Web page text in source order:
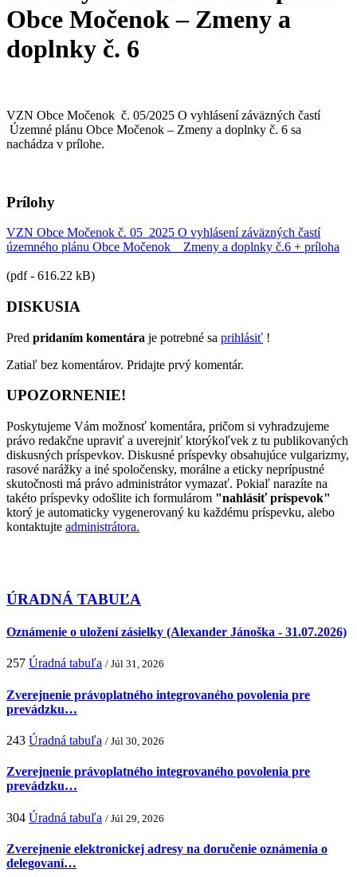
Obce Močenok – Zmeny a
doplnky č. 6
VZN Obce Močenok č. 05/2025 O vyhlásení záväzných častí
Územné plánu Obce Močenok – Zmeny a doplnky č. 6 sa
nachádza v prílohe.
Prílohy
VZN Obce Močenok č. 05_2025 O vyhlásení záväzných častí
územného plánu Obce Močenok _ Zmeny a doplnky č.6 + príloha
(pdf - 616.22 kB)
DISKUSIA
Pred pridaním komentára je potrebné sa prihlásiť !
Zatiaľ bez komentárov. Pridajte prvý komentár.
UPOZORNENIE!
Poskytujeme Vám možnosť komentára, pričom si vyhradzujeme
právo redakčne upraviť a uverejniť ktorýkoľvek z tu publikovaných
diskusných príspevkov. Diskusné príspevky obsahujúce vulgarizmy,
rasové narážky a iné spoločensky, morálne a eticky neprípustné
skutočnosti má právo administrátor vymazať. Pokiaľ narazíte na
takéto príspevky odošlite ich formulárom "nahlásiť príspevok"
ktorý je automaticky vygenerovaný ku každému príspevku, alebo
kontaktujte administrátora.
ÚRADNÁ TABUĽA
Oznámenie o uložení zásielky (Alexander Jánoška - 31.07.2026)
257 Úradná tabuľa / Júl 31, 2026
Zverejnenie právoplatného integrovaného povolenia pre
prevádzku…
243 Úradná tabuľa / Júl 30, 2026
Zverejnenie právoplatného integrovaného povolenia pre
prevádzku…
304 Úradná tabuľa / Júl 29, 2026
Zverejnenie elektronickej adresy na doručenie oznámenia o
delegovaní…